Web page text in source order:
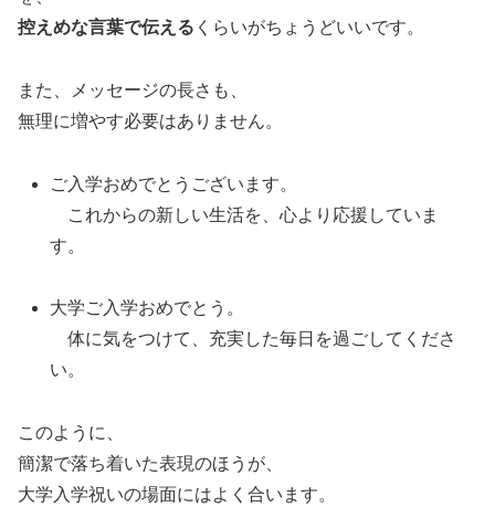
控えめな言葉で伝える くらいがちょうどいいです。
また、メッセージの長さも、
無理に増やす必要はありません。
ご入学おめでとうございます。
これからの新しい生活を、心より応援していま
す。
大学ご入学おめでとう。
体に気をつけて、充実した毎日を過ごしてくださ
い。
このように、
簡潔で落ち着いた表現のほうが、
大学入学祝いの場面にはよく合います。